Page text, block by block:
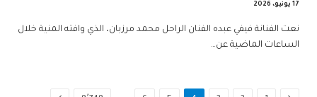
17 يونيو، 2026
نعت الفنانة فيفي عبده الفنان الراحل محمد مرزبان، الذي وافته المنية خلال
الساعات الماضية عن…